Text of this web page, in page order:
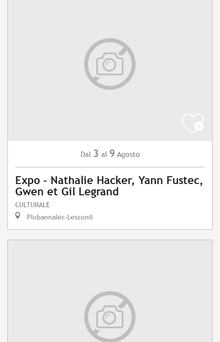
Dal 3 al 9 Agosto
Expo - Nathalie Hacker, Yann Fustec,
Gwen et Gil Legrand
CULTURALE
Plobannalec-Lesconil